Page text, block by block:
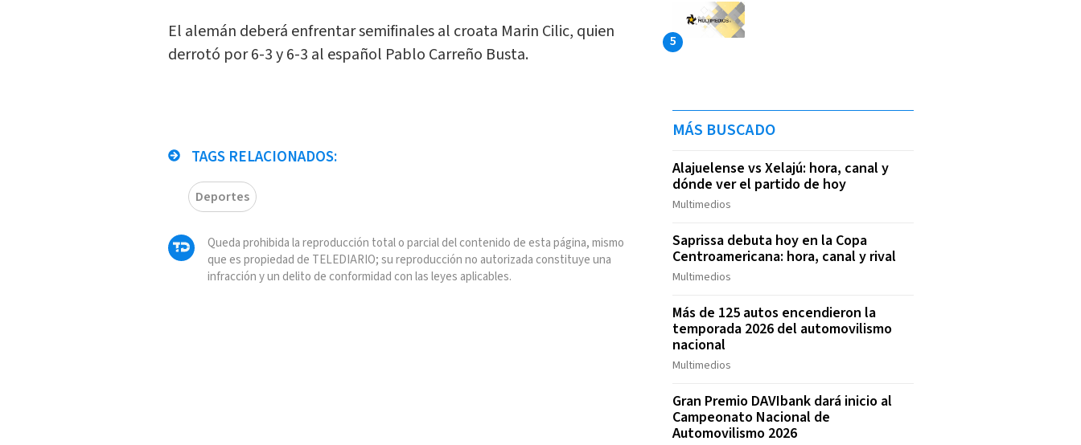
El alemán deberá enfrentar semifinales al croata Marin Cilic, quien
derrotó por 6-3 y 6-3 al español Pablo Carreño Busta.
TAGS RELACIONADOS:
Deportes
Queda prohibida la reproducción total o parcial del contenido de esta página, mismo
que es propiedad de TELEDIARIO; su reproducción no autorizada constituye una
infracción y un delito de conformidad con las leyes aplicables.
MÁS BUSCADO
Alajuelense vs Xelajú: hora, canal y
dónde ver el partido de hoy
Multimedios
Saprissa debuta hoy en la Copa
Centroamericana: hora, canal y rival
Multimedios
Más de 125 autos encendieron la
temporada 2026 del automovilismo
nacional
Multimedios
Gran Premio DAVIbank dará inicio al
Campeonato Nacional de
Automovilismo 2026